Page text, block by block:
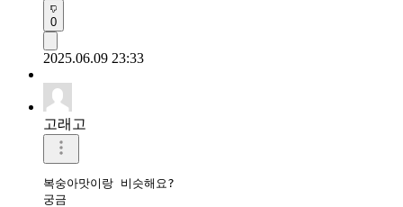
0
2025.06.09 23:33
고래고
복숭아맛이랑 비슷해요?
궁금